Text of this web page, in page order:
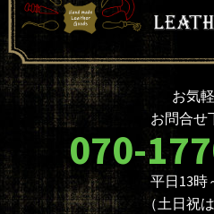
単語帳サイズおまとめセット
名入れ☆ロゴ入れオプションに
ついて
ノベルティ・大口注文について
革製品を取り扱う業者様へ
（OEMについて）
本革材料一覧
お問
お気
お問合せ
070-
平日13時
（土日祝は